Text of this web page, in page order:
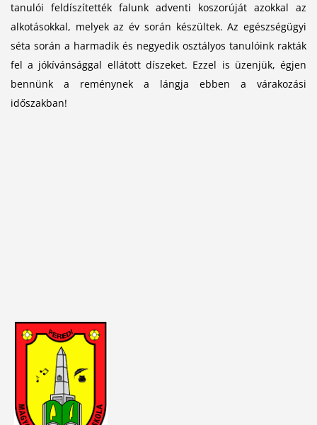
tanulói feldíszítették falunk adventi koszorúját azokkal az
alkotásokkal, melyek az év során készültek. Az egészségügyi
séta során a harmadik és negyedik osztályos tanulóink rakták
fel a jókívánsággal ellátott díszeket. Ezzel is üzenjük, égjen
bennünk a reménynek a lángja ebben a várakozási
időszakban!